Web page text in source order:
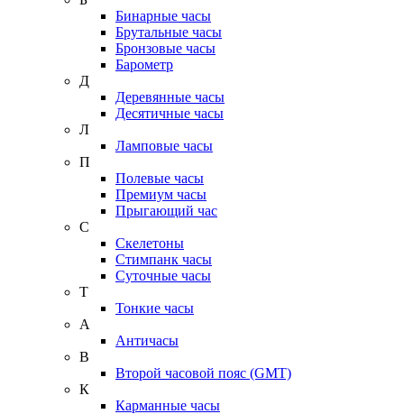
Бинарные часы
Брутальные часы
Бронзовые часы
Барометр
Д
Деревянные часы
Десятичные часы
Л
Ламповые часы
П
Полевые часы
Премиум часы
Прыгающий час
С
Скелетоны
Стимпанк часы
Суточные часы
Т
Тонкие часы
А
Античасы
В
Второй часовой пояс (GMT)
К
Карманные часы